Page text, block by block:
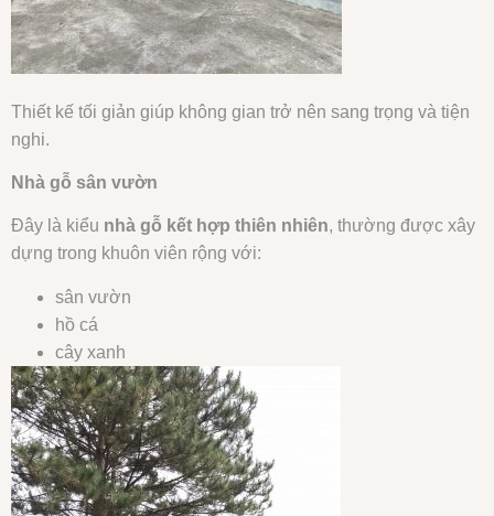
Thiết kế tối giản giúp không gian trở nên sang trọng và tiện
nghi.
Nhà gỗ sân vườn
Đây là kiểu nhà gỗ kết hợp thiên nhiên, thường được xây
dựng trong khuôn viên rộng với:
sân vườn
hồ cá
cây xanh